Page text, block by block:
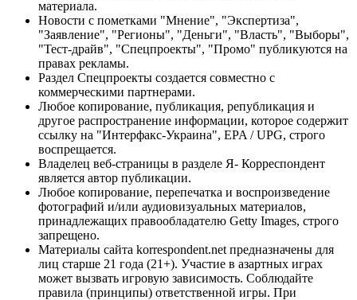
материала.
Новости с пометками "Мнение", "Экспертиза",
"Заявление", "Регионы", "Деньги", "Власть", "Выборы",
"Тест-драйв", "Спецпроекты", "Промо" публикуются на
правах рекламы.
Раздел Спецпроекты создается совместно с
коммерческими партнерами.
Любое копирование, публикация, републикация и
другое распространение информации, которое содержит
ссылку на "Интерфакс-Украина", EPA / UPG, строго
воспрещается.
Владелец веб-страницы в разделе Я- Корреспондент
является автор публикации.
Любое копирование, перепечатка и воспроизведение
фотографий и/или аудиовизуальных материалов,
принадлежащих правообладателю Getty Images, строго
запрещено.
Материалы сайта korrespondent.net предназначены для
лиц старше 21 года (21+). Участие в азартных играх
может вызвать игровую зависимость. Соблюдайте
правила (принципы) ответственной игры. При